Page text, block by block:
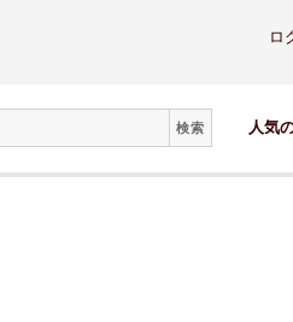
ロ
検索 人気